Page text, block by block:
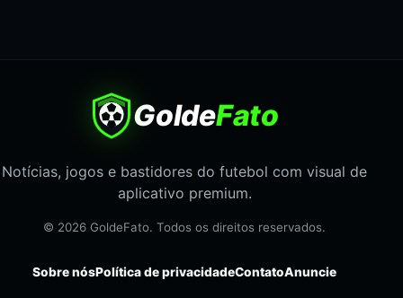
GoldeFato
Notícias, jogos e bastidores do futebol com visual de
aplicativo premium.
© 2026 GoldeFato. Todos os direitos reservados.
Sobre nósPolítica de privacidadeContatoAnuncie